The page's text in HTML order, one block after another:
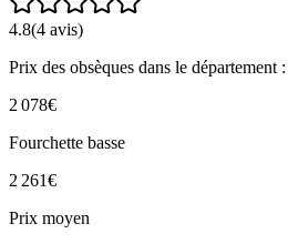
4.8(4 avis)
Prix des obsèques dans le département
2 078€
Fourchette basse
2 261€
Prix moyen